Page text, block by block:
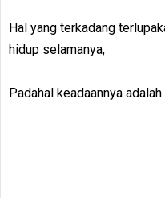
Hal yang terkadang
hidup selamanya,
Padahal keadaannya